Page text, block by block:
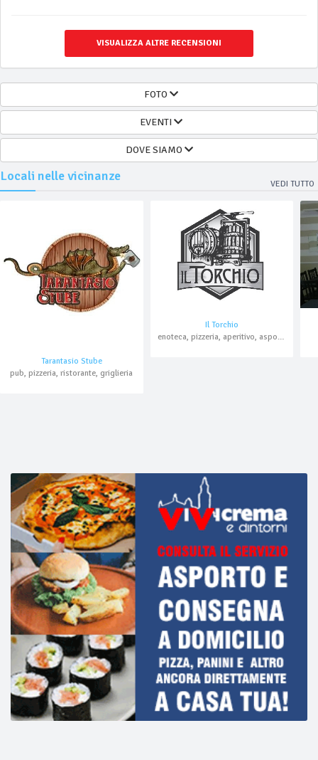
VISUALIZZA ALTRE RECENSIONI
FOTO
EVENTI
DOVE SIAMO
Locali nelle vicinanze
VEDI TUTTO
Tarantasio Stube
pub, pizzeria, ristorante, griglieria
Il Torchio
enoteca, pizzeria, aperitivo, asporto, domicilio, pranzo di lavoro